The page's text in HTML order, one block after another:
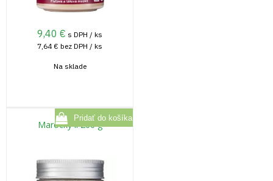
9,40 € s DPH / ks
7,64 € bez DPH / ks
Na sklade
Marocký íl 200 g